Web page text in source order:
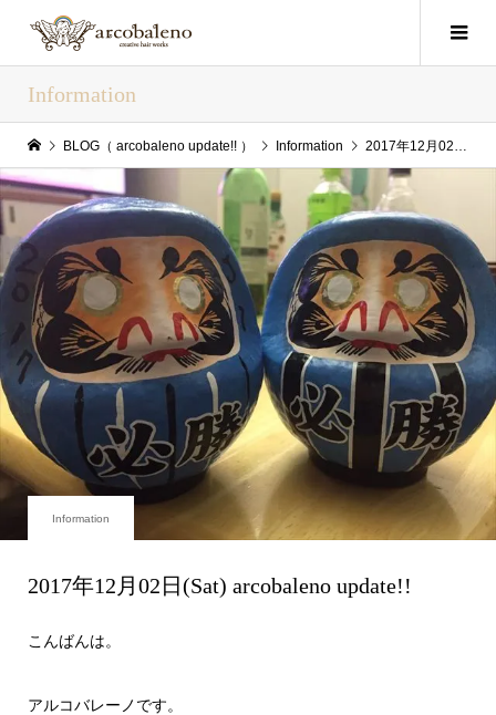
Information
BLOG（ arcobaleno update!! ） Information 2017年12月02日(Sat) arcobaleno update!!
Information
2017年12月02日(Sat) arcobaleno update!!
こんばんは。
アルコバレーノです。